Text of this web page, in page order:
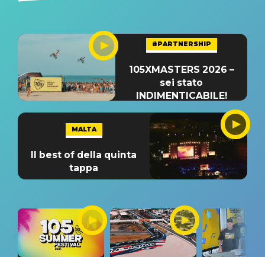
#PARTNERSHIP
105XMASTERS 2026 –
sei stato
INDIMENTICABILE!
MALTA
Il best of della quinta
tappa